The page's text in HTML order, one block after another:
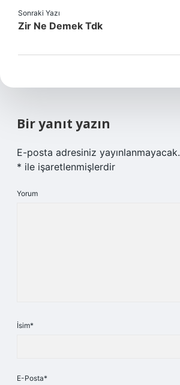
Sonraki Yazı
Zir Ne Demek Tdk
Bir yanıt yazın
E-posta adresiniz yayınlanmayacak.
* ile işaretlenmişlerdir
Yorum
İsim*
E-Posta*